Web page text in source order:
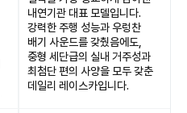
내연기관 대표 모델입니다.
강력한 주행 성능과 우렁찬
배기 사운드를 갖췄음에도,
중형 세단급의 실내 거주성과
최첨단 편의 사양을 모두 갖춘
데일리 레이스카입니다.